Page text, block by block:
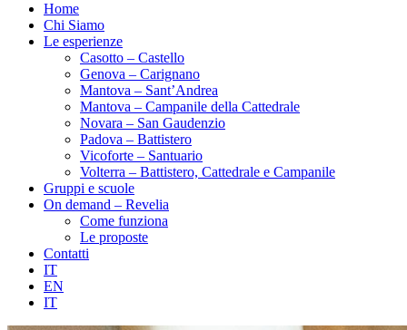
Home
Chi Siamo
Le esperienze
Casotto – Castello
Genova – Carignano
Mantova – Sant’Andrea
Mantova – Campanile della Cattedrale
Novara – San Gaudenzio
Padova – Battistero
Vicoforte – Santuario
Volterra – Battistero, Cattedrale e Campanile
Gruppi e scuole
On demand – Revelia
Come funziona
Le proposte
Contatti
IT
EN
IT